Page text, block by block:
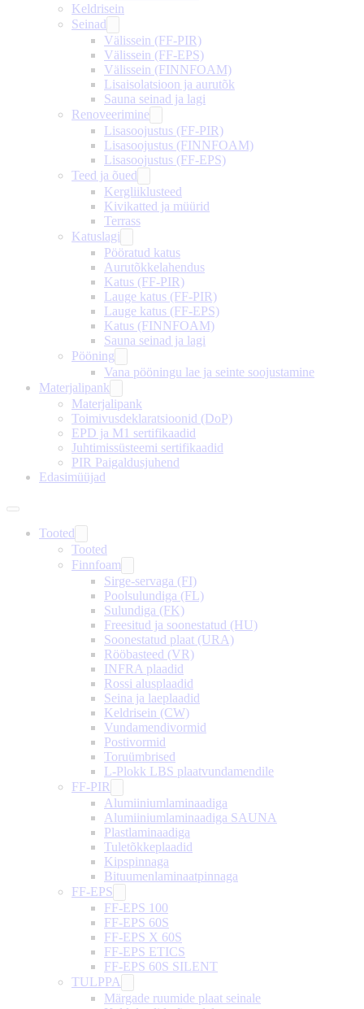
Keldrisein
Seinad
Välissein (FF-PIR)
Välissein (FF-EPS)
Välissein (FINNFOAM)
Lisaisolatsioon ja aurutõk
Sauna seinad ja lagi
Renoveerimine
Lisasoojustus (FF-PIR)
Lisasoojustus (FINNFOAM)
Lisasoojustus (FF-EPS)
Teed ja õued
Kergliiklusteed
Kivikatted ja müürid
Terrass
Katuslagi
Pööratud katus
Aurutõkkelahendus
Katus (FF-PIR)
Lauge katus (FF-PIR)
Lauge katus (FF-EPS)
Katus (FINNFOAM)
Sauna seinad ja lagi
Pööning
Vana pööningu lae ja seinte soojustamine
Materjalipank
Materjalipank
Toimivusdeklaratsioonid (DoP)
EPD ja M1 sertifikaadid
Juhtimissüsteemi sertifikaadid
PIR Paigaldusjuhend
Edasimüüjad
Tooted
Tooted
Finnfoam
Sirge-servaga (FI)
Poolsulundiga (FL)
Sulundiga (FK)
Freesitud ja soonestatud (HU)
Soonestatud plaat (URA)
Rööbasteed (VR)
INFRA plaadid
Rossi alusplaadid
Seina ja laeplaadid
Keldrisein (CW)
Vundamendivormid
Postivormid
Toruümbrised
L-Plokk LBS plaatvundamendile
FF-PIR
Alumiiniumlaminaadiga
Alumiiniumlaminaadiga SAUNA
Plastlaminaadiga
Tuletõkkeplaadid
Kipspinnaga
Bituumenlaminaatpinnaga
FF-EPS
FF-EPS 100
FF-EPS 60S
FF-EPS X 60S
FF-EPS ETICS
FF-EPS 60S SILENT
TULPPA
Märgade ruumide plaat seinale